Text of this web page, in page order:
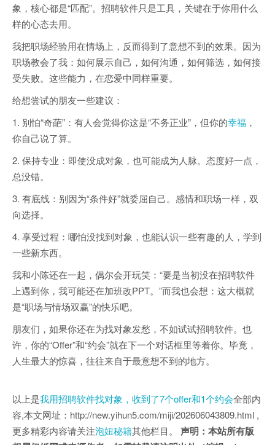
象，核心都是“匹配”。招聘软件只是工具，关键在于你用什么
样的心态去用。
我把职场经验用在情场上，反而得到了意想不到的效果。因为
职场教会了我：如何展示自己，如何沟通，如何筛选，如何接
受失败。这些能力，在恋爱中同样重要。
给想尝试的朋友一些建议：
1. 别怕“奇葩”：有人会觉得你这是“不务正业”，但你的幸福 ，
你自己说了算。
2. 保持专业：即使没成对象，也可能成为人脉。态度好一点，
总没错。
3. 有底线：别因为“条件好”就委屈自己。感情和职场一样，双
向选择。
4. 享受过程：哪怕没找到对象，也能认识一些有趣的人，学到
一些新东西。
我和小陈还在一起，偶尔会开玩笑：“要是当初没在招聘软件
上遇到你，我可能还在加班改PPT。”而我也会想：这大概就
是“职场与情场双赢”的快乐吧。
朋友们，如果你还在为找对象发愁，不如试试招聘软件。也
许，你的“Offer”和“约会”就在下一个对话框里等着你。毕竟，
人生最大的惊喜，往往来自于最意想不到的地方。
以上是我用招聘软件找对象，收到了7个offer和1个约会全部内
容,本文网址：http://new.yihun5.com/miji/202606043809.html ,
更多精彩内容请关注泡妞秘籍其他栏目。 声明：本站所有版